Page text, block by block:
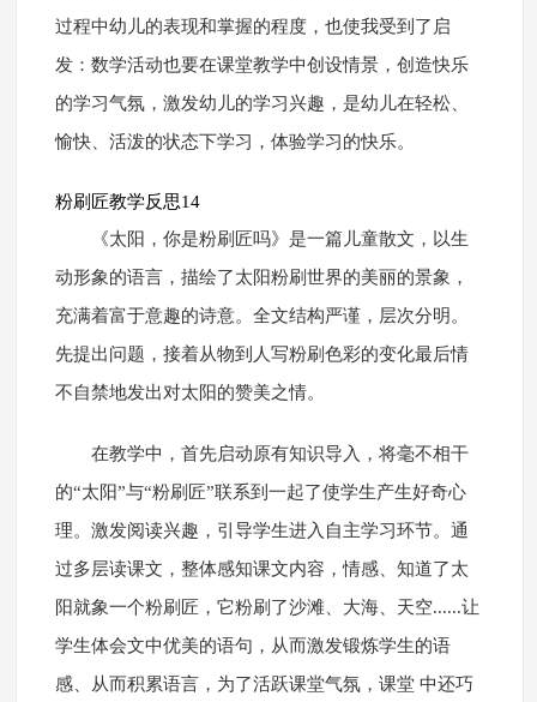
过程中幼儿的表现和掌握的程度，也使我受到了启
发：数学活动也要在课堂教学中创设情景，创造快乐
的学习气氛，激发幼儿的学习兴趣，是幼儿在轻松、
愉快、活泼的状态下学习，体验学习的快乐。
粉刷匠教学反思14
《太阳，你是粉刷匠吗》是一篇儿童散文，以生
动形象的语言，描绘了太阳粉刷世界的美丽的景象，
充满着富于意趣的诗意。全文结构严谨，层次分明。
先提出问题，接着从物到人写粉刷色彩的变化最后情
不自禁地发出对太阳的赞美之情。
在教学中，首先启动原有知识导入，将毫不相干
的“太阳”与“粉刷匠”联系到一起了使学生产生好奇心
理。激发阅读兴趣，引导学生进入自主学习环节。通
过多层读课文，整体感知课文内容，情感、知道了太
阳就象一个粉刷匠，它粉刷了沙滩、大海、天空......让
学生体会文中优美的语句，从而激发锻炼学生的语
感、从而积累语言，为了活跃课堂气氛，课堂 中还巧